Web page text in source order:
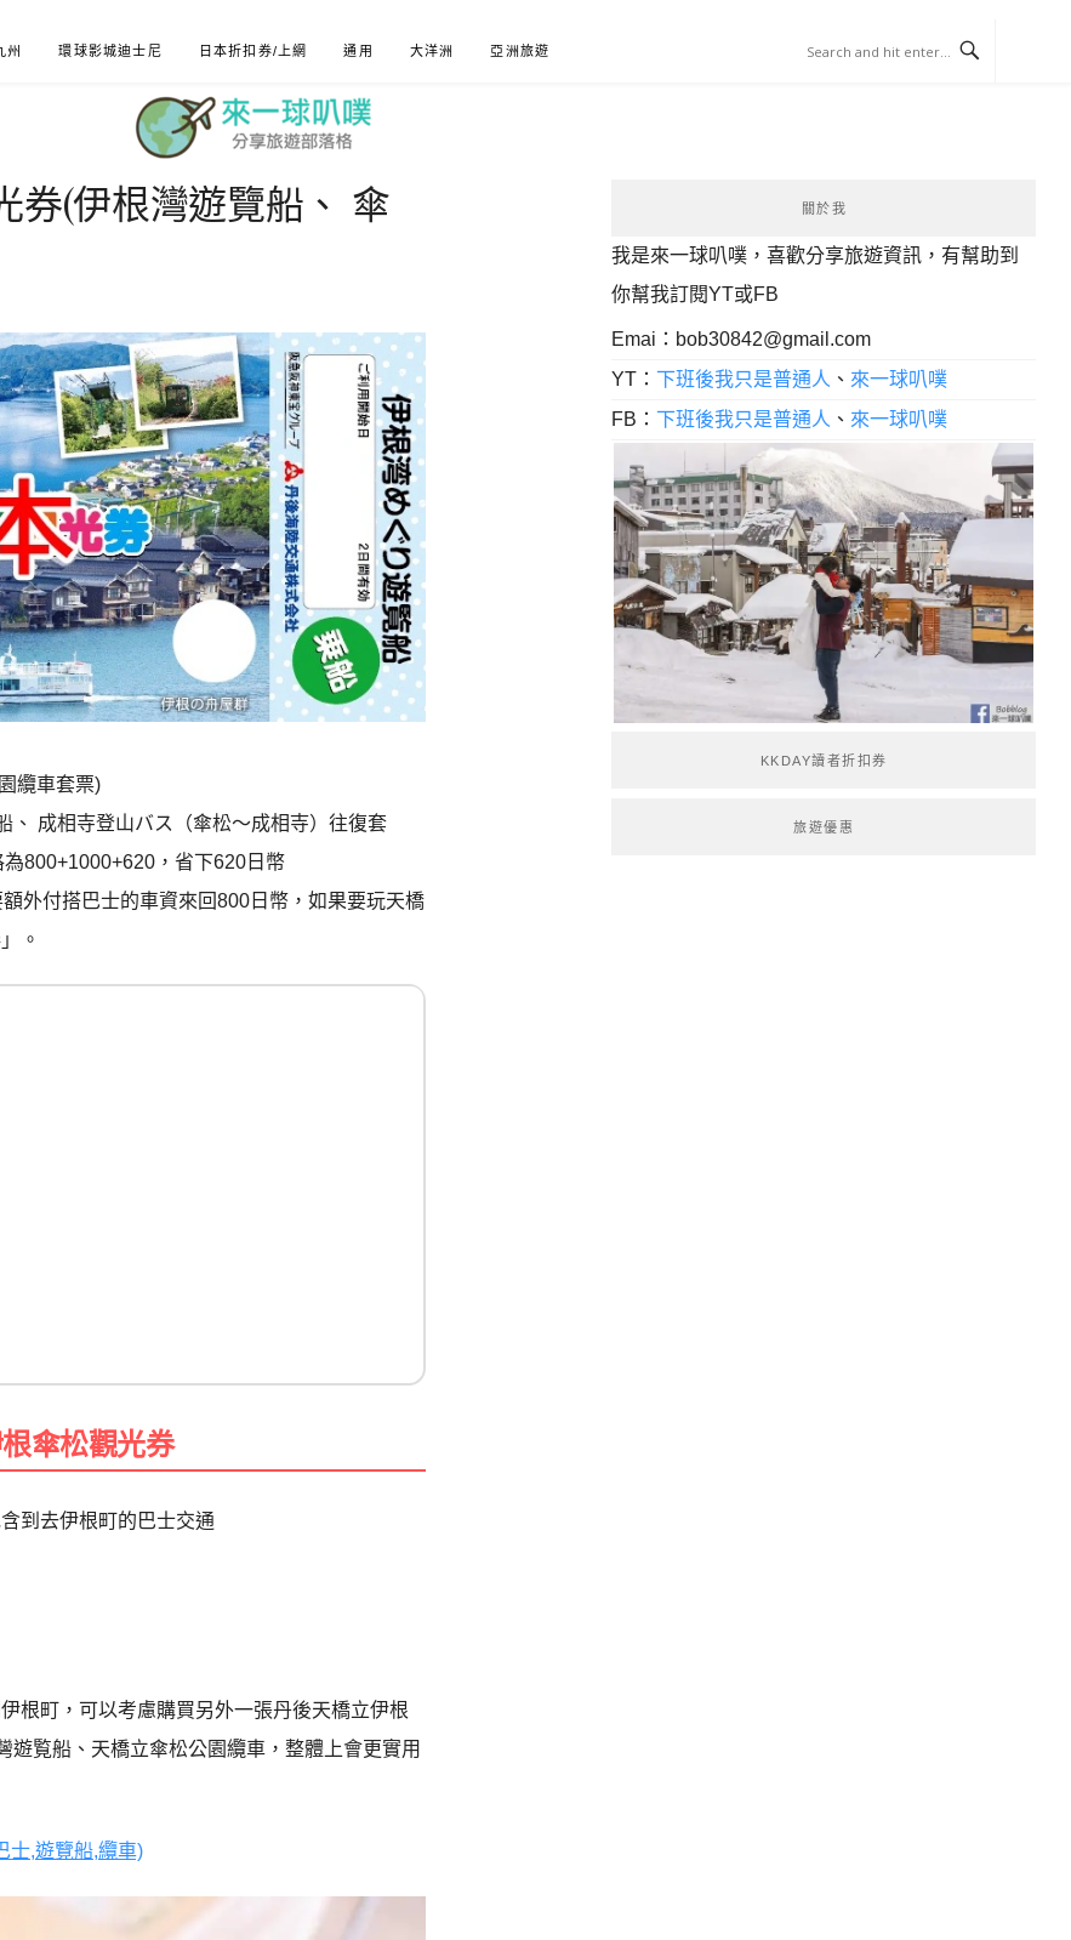
州 環球影城迪士尼 日本折扣券/上網 通用 大洋洲 亞洲旅遊
券(伊根灣遊覽船、 傘
纜車套票)
、 成相寺登山バス（傘松～成相寺）往復套
800+1000+620，省下620日幣
外付搭巴士的車資來回800日幣，如果要玩天橋
。
傘松觀光券
到去伊根町的巴士交通
根町，可以考慮購買另外一張丹後天橋立伊根
覧船、天橋立傘松公園纜車，整體上會更實用
士,遊覽船,纜車)
關於我
我是來一球叭噗，喜歡分享旅遊資訊，有幫助到
你幫我訂閱YT或FB
Emai： bob30842@gmail.com
YT：下班後我只是普通人 、 來一球叭噗
FB：下班後我只是普通人 、 來一球叭噗
KKDAY讀者折扣券
旅遊優惠